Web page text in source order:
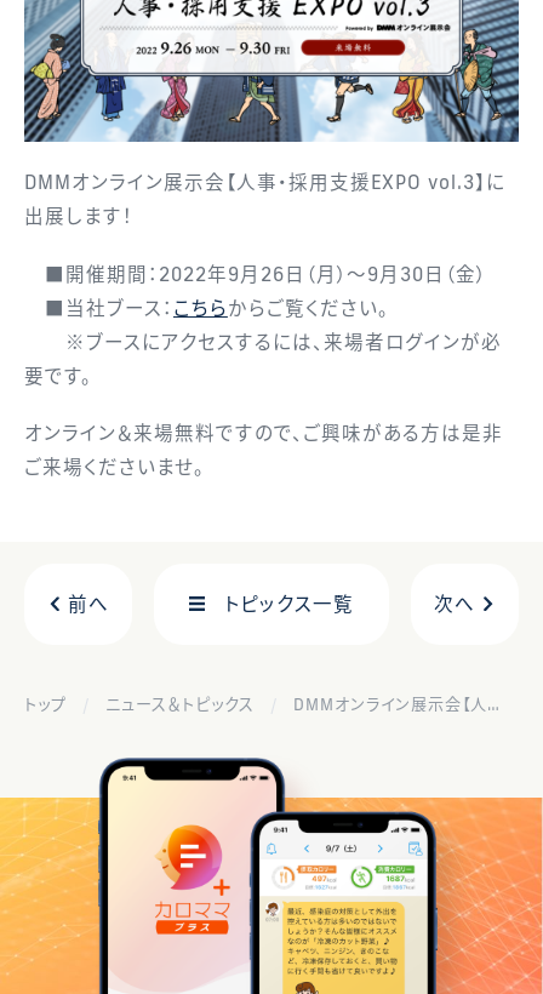
DMMオンライン展示会【人事・採用支援EXPO vol.3】に
出展します！
■開催期間：2022年9月26日（月）～9月30日（金）
■当社ブース： こちらからご覧ください。
※ブースにアクセスするには、来場者ログインが必
要です。
オンライン＆来場無料ですので、ご興味がある方は是非
ご来場くださいませ。
前へ トピックス一覧 次へ
トップ ニュース＆トピックス DMMオンライン展示会【人事・採用支援EXPO vol.3】に出展します！